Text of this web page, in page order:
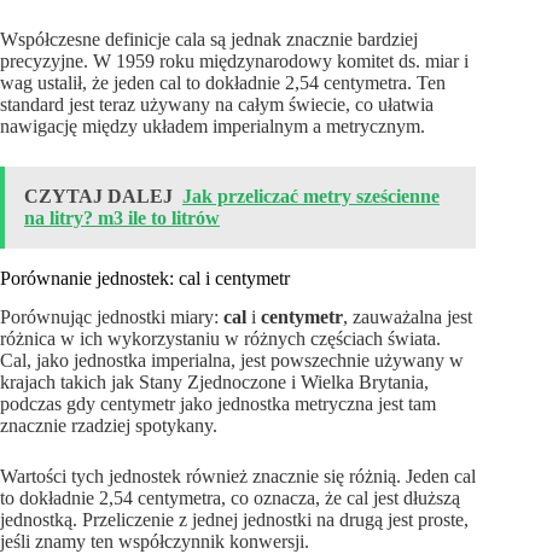
Współczesne definicje cala są jednak znacznie bardziej
precyzyjne. W 1959 roku międzynarodowy komitet ds. miar i
wag ustalił, że jeden cal to dokładnie 2,54 centymetra. Ten
standard jest teraz używany na całym świecie, co ułatwia
nawigację między układem imperialnym a metrycznym.
CZYTAJ DALEJ Jak przeliczać metry sześcienne
na litry? m3 ile to litrów
Porównanie jednostek: cal i centymetr
Porównując jednostki miary: cal i centymetr, zauważalna jest
różnica w ich wykorzystaniu w różnych częściach świata.
Cal, jako jednostka imperialna, jest powszechnie używany w
krajach takich jak Stany Zjednoczone i Wielka Brytania,
podczas gdy centymetr jako jednostka metryczna jest tam
znacznie rzadziej spotykany.
Wartości tych jednostek również znacznie się różnią. Jeden cal
to dokładnie 2,54 centymetra, co oznacza, że cal jest dłuższą
jednostką. Przeliczenie z jednej jednostki na drugą jest proste,
jeśli znamy ten współczynnik konwersji.